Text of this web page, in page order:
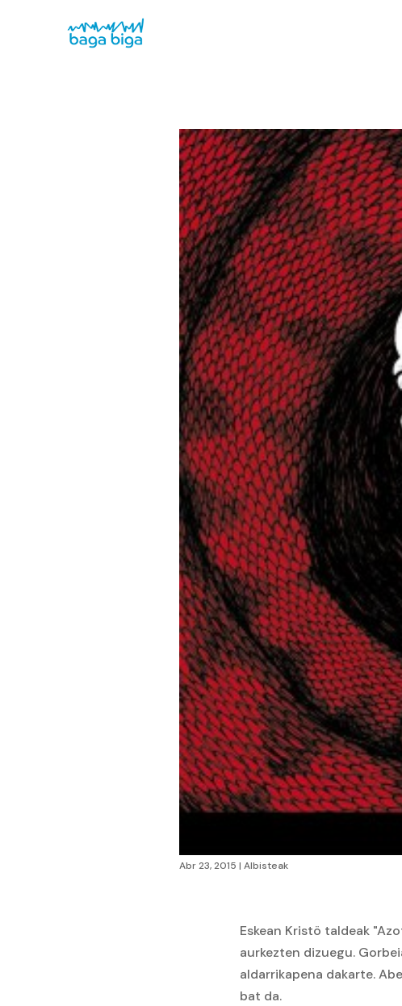
Abr 23, 2015 | Albisteak
Eskean Kristö taldeak
aurkezten dizuegu.
aldarrikapena dakarte.
bat da.